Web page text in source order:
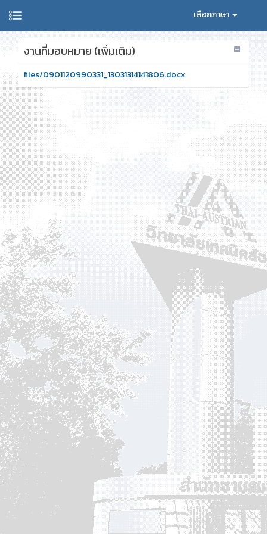
เลือกภาษา
งานที่มอบหมาย (เพิ่มเติม)
files/0901120990331_13031314141806.docx